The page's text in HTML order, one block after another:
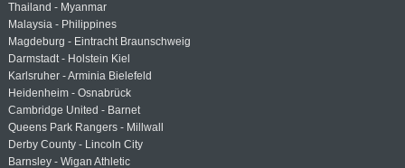
Thailand - Myanmar
Malaysia - Philippines
Magdeburg - Eintracht Braunschweig
Darmstadt - Holstein Kiel
Karlsruher - Arminia Bielefeld
Heidenheim - Osnabrück
Cambridge United - Barnet
Queens Park Rangers - Millwall
Derby County - Lincoln City
Barnsley - Wigan Athletic